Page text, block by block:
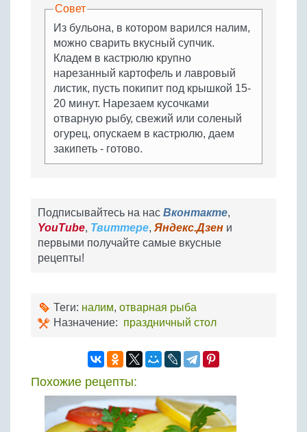
Совет
Из бульона, в котором варился налим,
можно сварить вкусный супчик.
Кладем в кастрюлю крупно
нарезанный картофель и лавровый
листик, пусть покипит под крышкой 15-
20 минут. Нарезаем кусочками
отварную рыбу, свежий или соленый
огурец, опускаем в кастрюлю, даем
закипеть - готово.
Подписывайтесь на нас Вконтакте,
YouTube, Твиттере, Яндекс.Дзен и
первыми получайте самые вкусные
рецепты!
Теги: налим, отварная рыба
Назначение: праздничный стол
Похожие рецепты: